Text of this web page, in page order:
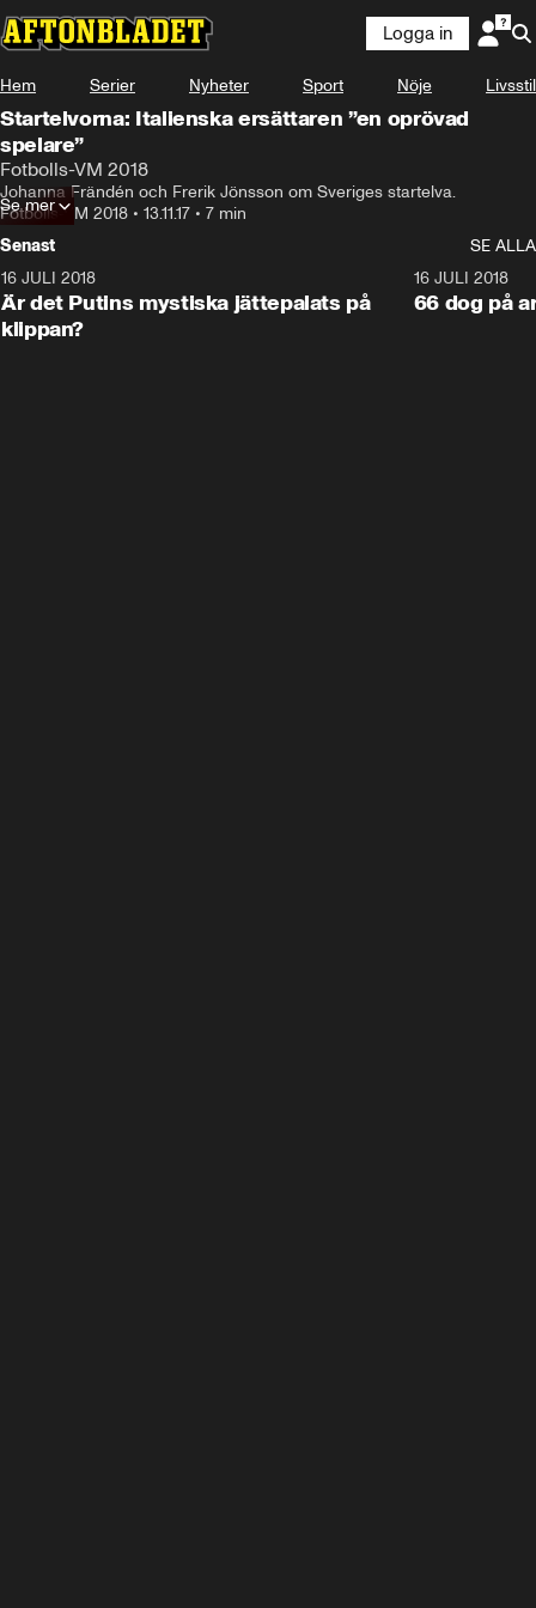
Logga in
Hem Serier Nyheter Sport Nöje Livsstil
Startelvorna: Italienska ersättaren ”en oprövad
spelare”
Fotbolls-VM 2018
Johanna Frändén och Frerik Jönsson om Sveriges startelva.
Fotbolls-VM 2018 • 13.11.17 • 7 min
Se mer
Senast
SE ALLA
16 JULI 2018
Är det Putins mystiska jättepalats på
klippan?
16 JULI 2018
66 dog på